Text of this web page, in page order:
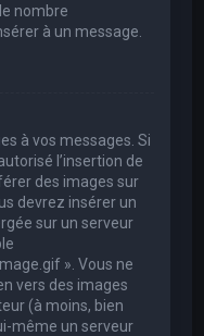
nombre
à un message.
à vos messages. Si
l’insertion de
des images sur
devrez insérer un
sur un serveur
». Vous ne
vers des images
(à moins, bien
même un serveur